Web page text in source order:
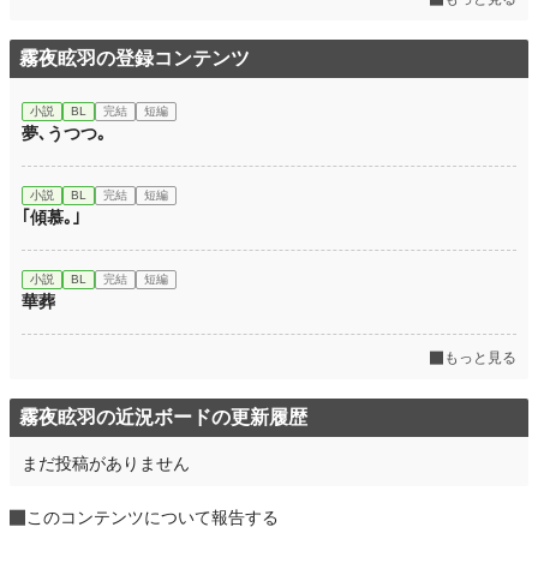
霧夜眩羽の登録コンテンツ
小説 BL 完結 短編
夢､うつつ｡
小説 BL 完結 短編
｢傾慕｡｣
小説 BL 完結 短編
華葬
もっと見る
霧夜眩羽の近況ボードの更新履歴
まだ投稿がありません
このコンテンツについて報告する